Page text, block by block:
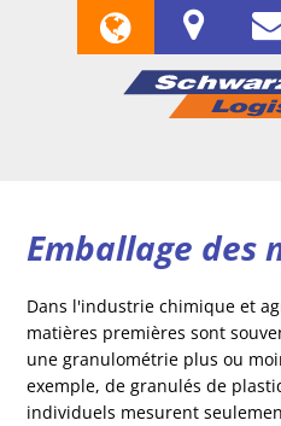
Emballage des
Dans l'industrie chimique et
matières premières sont
une granulométrie plus ou
exemple, de granulés de
individuels mesurent